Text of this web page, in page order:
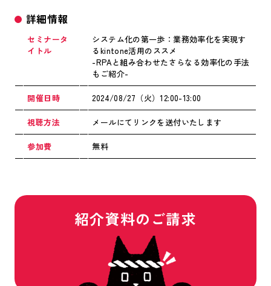
詳細情報
セミナータ
イトル
システム化の第一歩：業務効率化を実現す
るkintone活用のススメ
-RPAと組み合わせたさらなる効率化の手法
もご紹介-
開催日時 2024/08/27（火）12:00-13:00
視聴方法 メールにてリンクを送付いたします
参加費 無料
紹介資料のご請求